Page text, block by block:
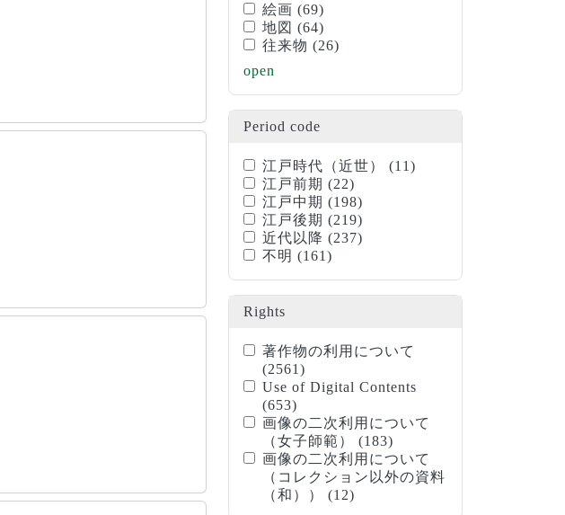
絵画 (69)
地図 (64)
往来物 (26)
open
Period code
江戸時代（近世）
(11)
江戸前期 (22)
江戸中期 (198)
江戸後期 (219)
近代以降 (237)
不明 (161)
Rights
著作物の利用について
(2561)
Use of Digital Contents
(653)
画像の二次利用について
（女子師範）
(183)
画像の二次利用について
（コレクション以外の資料
（和））
(12)